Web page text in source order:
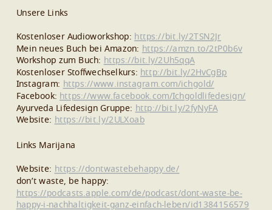
Unsere Links
Kostenloser Audioworkshop: https://bit.ly/2TSN2Jr
Mein neues Buch bei Amazon: https://amzn.to/2tP0b6v
Workshop zum Buch: https://bit.ly/2Uh5qqA
Kostenloser Stoffwechselkurs: http://bit.ly/2HvCgBp
Instagram: https://www.instagram.com/ichgold/
Facebook: https://www.facebook.com/Ichgoldlifedesign/
Ayurveda Lifedesign Gruppe: http://bit.ly/2fyNyFA
Website: https://bit.ly/2ULXoab
Links Marijana
Website: https://dontwastebehappy.de/
don’t waste, be happy:
https://podcasts.apple.com/de/podcast/dont-waste-be-
happy-i-nachhaltigkeit-ganz-einfach-leben/id1384156579